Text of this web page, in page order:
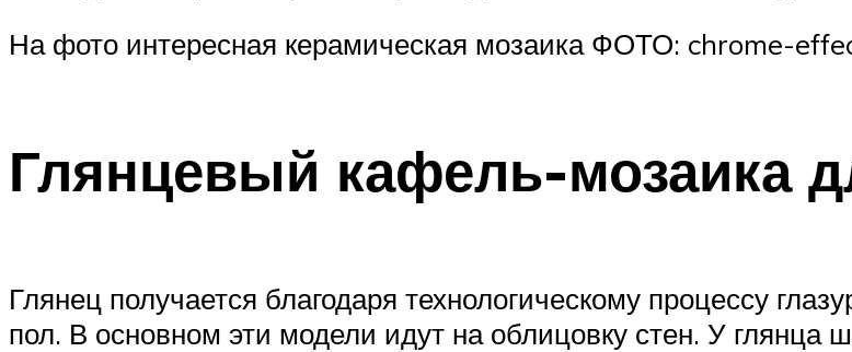
На фото интересная керамическая мозаика ФОТО: chrome-
Глянцевый кафель-мозаика
Глянец получается благодаря технологическому процессу
пол. В основном эти модели идут на облицовку стен. У